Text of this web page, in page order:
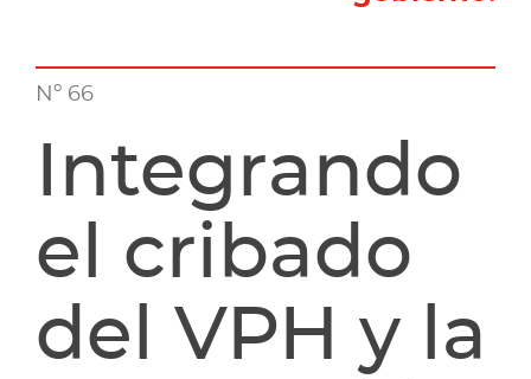
Nº 66
Integrando
el cribado
del VPH y la